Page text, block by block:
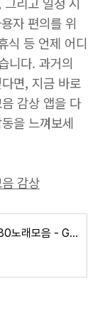
자 편의를 위
식 등 언제 어디
니다. 과거의
면, 지금 바로
감상 앱을 다
을 느껴보세
감상
7080음악감상 - 추억의 7080노래모음 - Google Play 앱